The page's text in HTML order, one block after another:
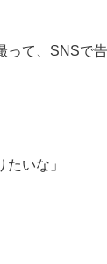
って、SNSで
いな」